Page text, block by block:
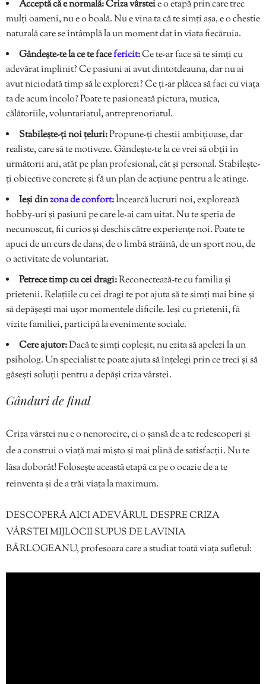
Acceptă că e normală:Criza vârsteie o etapă prin care trec
mulți oameni, nu e o boală. Nu e vina ta că te simți așa, e o chestie
naturală care se întâmplă la un moment dat în viața fiecăruia.
Gândește-te la ce te facefericit:Ce te-ar face să te simți cu
adevărat împlinit? Ce pasiuni ai avut dintotdeauna, dar nu ai
avut niciodată timp să le explorezi? Ce ți-ar plăcea să faci cu viața
ta de acum încolo? Poate te pasionează pictura, muzica,
călătoriile, voluntariatul, antreprenoriatul.
Stabilește-ți noi țeluri:Propune-ți chestii ambițioase, dar
realiste, care să te motiveze. Gândește-te la ce vrei să obții în
următorii ani, atât pe plan profesional, cât și personal. Stabilește-
ți obiective concrete și fă un plan de acțiune pentru a le atinge.
Ieși dinzona de confort:Încearcă lucruri noi, explorează
hobby-uri și pasiuni pe care le-ai cam uitat. Nu te speria de
necunoscut, fii curios și deschis către experiențe noi. Poate te
apuci de un curs de dans, de o limbă străină, de un sport nou, de
o activitate de voluntariat.
Petrece timp cu cei dragi:Reconectează-te cu familia și
prietenii. Relațiile cu cei dragi te pot ajuta să te simți mai bine și
să depășești mai ușor momentele dificile. Ieși cu prietenii, fă
vizite familiei, participă la evenimente sociale.
Cere ajutor:Dacă te simți copleșit, nu ezita să apelezi la un
psiholog. Un specialist te poate ajuta să înțelegi prin ce treci și să
găsești soluții pentru a depăși criza vârstei.
Gânduri de final
Criza vârstei nu e o nenorocire, ci o șansă de a te redescoperi și
de a construi o viață mai mișto și mai plină de satisfacții. Nu te
lăsa doborât! Folosește această etapă ca pe o ocazie de a te
reinventa și de a trăi viața la maximum.
DESCOPERĂ AICI ADEVĂRUL DESPRE CRIZA
VÂRSTEI MIJLOCII SUPUS DE LAVINIA
BÂRLOGEANU, profesoara care a studiat toată viața sufletul: